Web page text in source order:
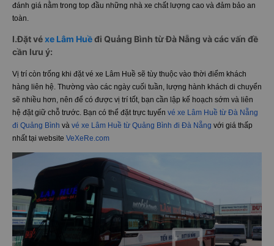
đánh giá nằm trong top đầu những nhà xe chất lượng cao và đảm bảo an
toàn.
I.Đặt véxe Lâm Huềđi Quảng Bình từ Đà Nẵng và các vấn đề
cần lưu ý:
Vị trí còn trống khi đặt vé xe Lâm Huề sẽ tùy thuộc vào thời điểm khách
hàng liên hệ. Thường vào các ngày cuối tuần, lượng hành khách di chuyển
sẽ nhiều hơn, nên để có được vị trí tốt, bạn cần lập kế hoạch sớm và liên
hệ đặt giữ chỗ trước. Bạn có thể đặt trực tuyến vé xe Lâm Huề từ Đà Nẵng
đi Quảng Bình và vé xe Lâm Huề từ Quảng Bình đi Đà Nẵng với giá thấp
nhất tại website VeXeRe.com